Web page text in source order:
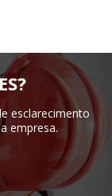
esclarecimento
empresa.